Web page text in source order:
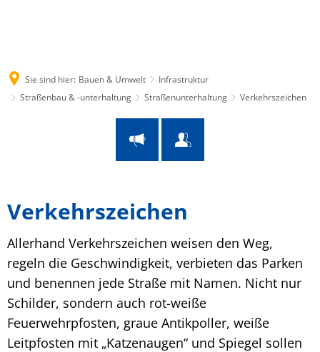
Sie sind hier: Bauen & Umwelt
Infrastruktur
Straßenbau & -unterhaltung
Straßenunterhaltung Verkehrszeichen
Verkehrszeichen
Verkehrszeichen
Allerhand Verkehrszeichen weisen den Weg,
regeln die Geschwindigkeit, verbieten das Parken
und benennen jede Straße mit Namen. Nicht nur
Schilder, sondern auch rot-weiße
Feuerwehrpfosten, graue Antikpoller, weiße
Leitpfosten mit „Katzenaugen“ und Spiegel sollen